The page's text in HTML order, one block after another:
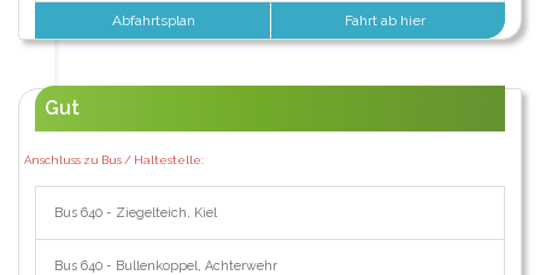
Abfahrtsplan Fahrt ab hier
Gut
Anschluss zu Bus / Haltestelle:
Bus 640 - Ziegelteich, Kiel
Bus 640 - Bullenkoppel, Achterwehr